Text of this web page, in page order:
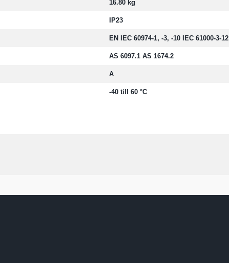
16.80 kg
IP23
EN IEC 60974-1, -3, -10 IEC 61000-3-12
AS 6097.1 AS 1674.2
A
-40 till 60 °C